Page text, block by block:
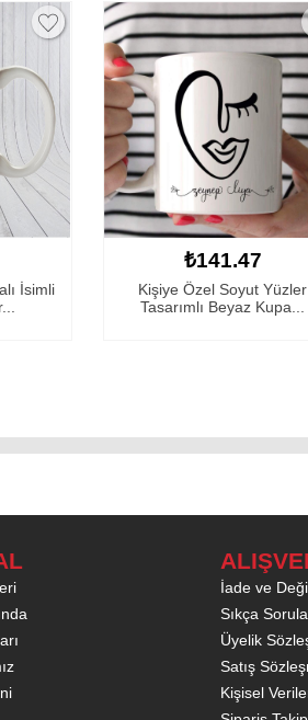
Yüzler
Kupa...
₺141.47
Kişiye Özel Romantik
Kupa Bardak
İade ve
Sıkça
Üyelik
Satış
Kişisel